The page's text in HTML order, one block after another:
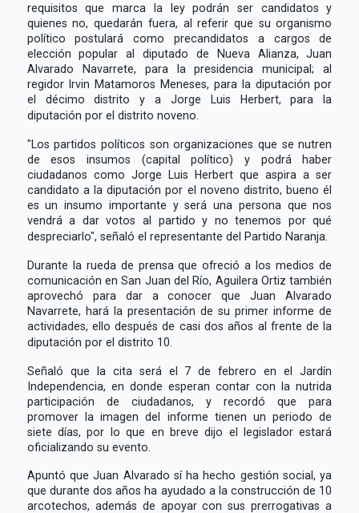
requisitos que marca la ley podrán ser candidatos y
quienes no, quedarán fuera, al referir que su organismo
político postulará como precandidatos a cargos de
elección popular al diputado de Nueva Alianza, Juan
Alvarado Navarrete, para la presidencia municipal; al
regidor Irvin Matamoros Meneses, para la diputación por
el décimo distrito y a Jorge Luis Herbert, para la
diputación por el distrito noveno.
"Los partidos políticos son organizaciones que se nutren
de esos insumos (capital político) y podrá haber
ciudadanos como Jorge Luis Herbert que aspira a ser
candidato a la diputación por el noveno distrito, bueno él
es un insumo importante y será una persona que nos
vendrá a dar votos al partido y no tenemos por qué
despreciarlo", señaló el representante del Partido Naranja.
Durante la rueda de prensa que ofreció a los medios de
comunicación en San Juan del Río, Aguilera Ortiz también
aprovechó para dar a conocer que Juan Alvarado
Navarrete, hará la presentación de su primer informe de
actividades, ello después de casi dos años al frente de la
diputación por el distrito 10.
Señaló que la cita será el 7 de febrero en el Jardín
Independencia, en donde esperan contar con la nutrida
participación de ciudadanos, y recordó que para
promover la imagen del informe tienen un periodo de
siete días, por lo que en breve dijo el legislador estará
oficializando su evento.
Apuntó que Juan Alvarado sí ha hecho gestión social, ya
que durante dos años ha ayudado a la construcción de 10
arcotechos, además de apoyar con sus prerrogativas a